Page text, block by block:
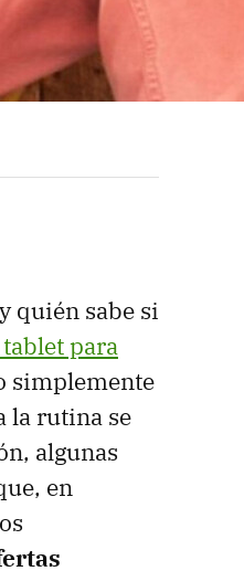
quién sabe si
para
simplemente
la rutina se
algunas
en